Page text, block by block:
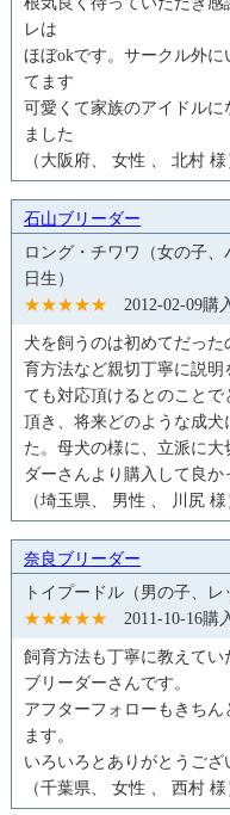
レは
ほぼokです。サークル外
てます
可愛くて家族のアイドル
ました
（大阪府、 女性 、 北村 様
石山ブリーダー
ロング・チワワ（女の子、
日生）
★★★★★ 2012-02-09購
犬を飼うのは初めてだっ
育方法など親切丁寧に説
ても対応頂けるとのこと
頂き、将来どのような成
た。母犬の様に、立派に
ダーさんより購入して良か
（埼玉県、 男性 、 川尻 様
奈良ブリーダー
トイプードル（男の子、レ
★★★★★ 2011-10-16購
飼育方法も丁寧に教えて
ブリーダーさんです。
アフターフォローもきち
ます。
いろいろとありがとうござ
（千葉県、 女性 、 西村 様